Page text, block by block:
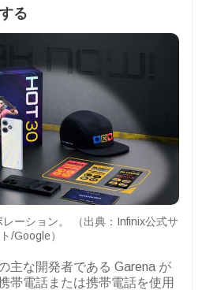
る
ーション。 （出典：Infinix公式サ
/Google）
主な開発者である Garena が
帯電話または携帯電話を使用